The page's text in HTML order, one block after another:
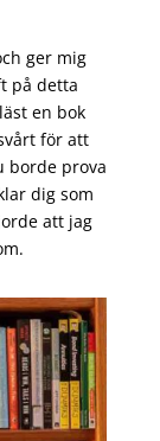
ger mig
på detta
en bok
för att
borde prova
dig som
att jag